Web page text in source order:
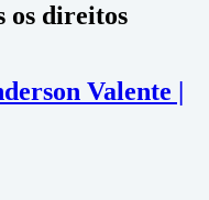
os direitos
Valente |